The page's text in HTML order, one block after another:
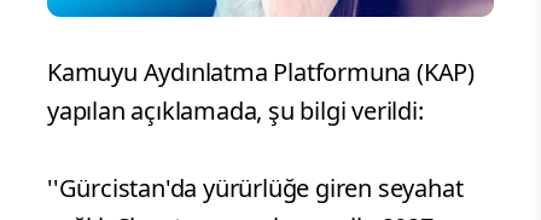
Kamuyu Aydınlatma Platformuna (KAP)
yapılan açıklamada, şu bilgi verildi:
''Gürcistan'da yürürlüğe giren seyahat